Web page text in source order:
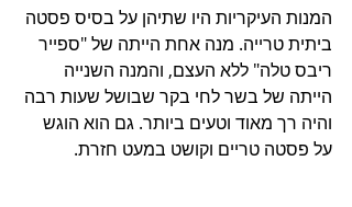
המנות העיקריות היו שתיהן על בסיס פסטה
ביתית טרייה. מנה אחת הייתה של "ספייר
ריבס טלה" ללא העצם, והמנה השנייה
הייתה של בשר לחי בקר שבושל שעות רבה
והיה רך מאוד וטעים ביותר. גם הוא הוגש
על פסטה טריים וקושט במעט חזרת.